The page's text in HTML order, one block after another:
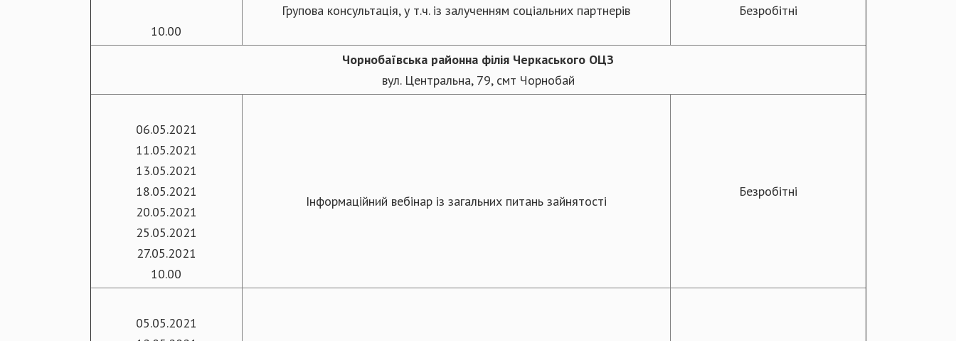
10.00
Групова консультація, у т.ч. із залученням соціальних партнерів Безробітні
Чорнобаївська районна філія Черкаського ОЦЗ
вул. Центральна, 79, смт Чорнобай
06.05.2021
11.05.2021
13.05.2021
18.05.2021
20.05.2021
25.05.2021
27.05.2021
10.00
Інформаційний вебінар із загальних питань зайнятості
Безробітні
05.05.2021